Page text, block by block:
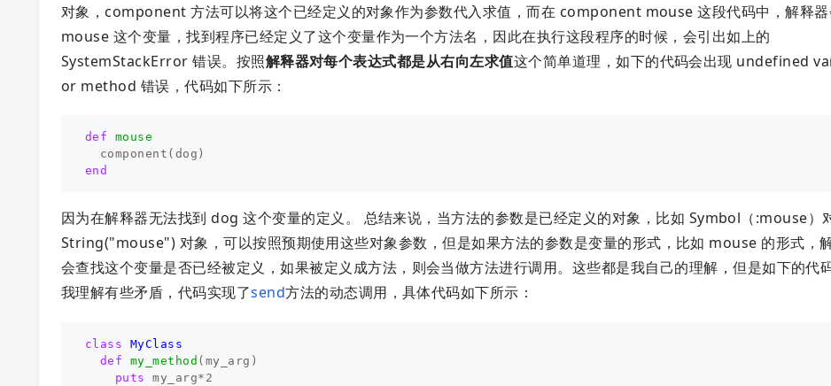
对象，component 方法可以将这个已经定义的对象作为参数代入求值，而在 component mouse 这段代码中，解释
mouse 这个变量，找到程序已经定义了这个变量作为一个方法名，因此在执行这段程序的时候，会引出如上的
SystemStackError 错误。按照解释器对每个表达式都是从右向左求值这个简单道理，如下的代码会出现 undefined
or method 错误，代码如下所示：
def
mouse
component ( dog )
end
因为在解释器无法找到 dog 这个变量的定义。 总结来说，当方法的参数是已经定义的对象，比如 Symbol（:mouse）
String("mouse") 对象，可以按照预期使用这些对象参数，但是如果方法的参数是变量的形式，比如 mouse 的形式，
会查找这个变量是否已经被定义，如果被定义成方法，则会当做方法进行调用。这些都是我自己的理解，但是如下的代
我理解有些矛盾，代码实现了send方法的动态调用，具体代码如下所示：
class
MyClass
def
my_method ( my_arg )
puts
my_arg* 2